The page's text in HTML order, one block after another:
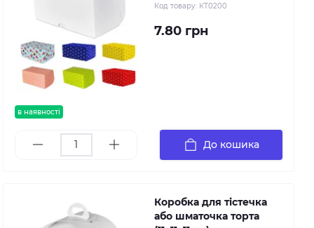
в наявності
Код товару: КТ0200
7.80 грн
До кошика
Коробка для тістечка
або шматочка торта